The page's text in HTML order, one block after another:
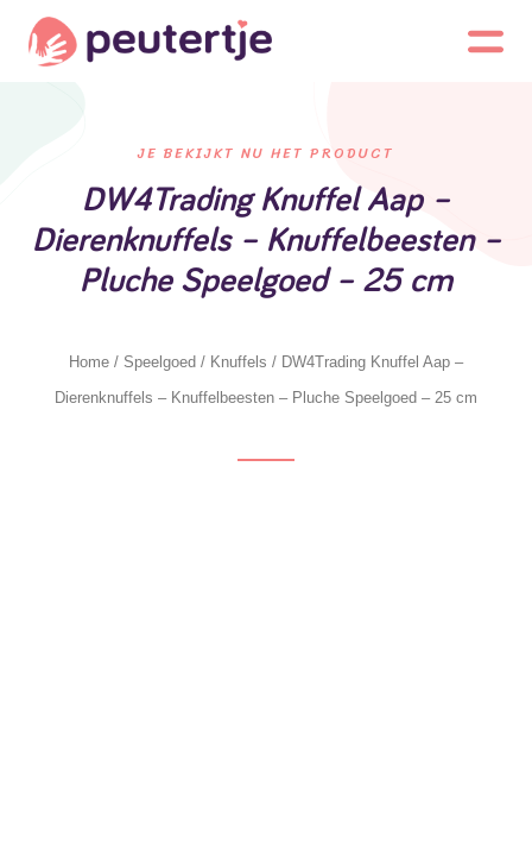
JE BEKIJKT NU HET PRODUCT
DW4Trading Knuffel Aap –
Dierenknuffels – Knuffelbeesten –
Pluche Speelgoed – 25 cm
Home / Speelgoed / Knuffels / DW4Trading Knuffel Aap –
Dierenknuffels – Knuffelbeesten – Pluche Speelgoed – 25 cm